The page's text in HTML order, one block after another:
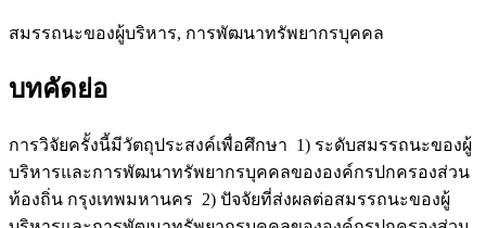
สมรรถนะของผู้บริหาร, การพัฒนาทรัพยากรบุคคล
บทคัดย่อ
การวิจัยครั้งนี้มีวัตถุประสงค์เพื่อศึกษา 1) ระดับสมรรถนะของผู้
บริหารและการพัฒนาทรัพยากรบุคคลขององค์กรปกครองส่วน
ท้องถิ่น กรุงเทพมหานคร 2) ปัจจัยที่ส่งผลต่อสมรรถนะของผู้